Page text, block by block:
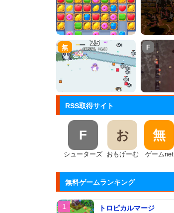
無 F
RSS取得サイト
F
シューターズ
お
おもげーむ
無
ゲームnet
無料ゲームランキング
トロピカルマージ